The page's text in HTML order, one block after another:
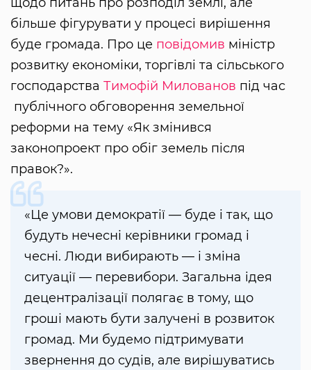
більше фігурувати у процесі вирішення
буде громада. Про це повідомив міністр
розвитку економіки, торгівлі та сільського
господарства Тимофій Милованов під час
публічного обговорення земельної
реформи на тему «Як змінився
законопроект про обіг земель після
правок?».
«Це умови демократії — буде і так, що
будуть нечесні керівники громад і
чесні. Люди вибирають — і зміна
ситуації — перевибори. Загальна ідея
децентралізації полягає в тому, що
гроші мають бути залучені в розвиток
громад. Ми будемо підтримувати
звернення до судів, але вирішуватись